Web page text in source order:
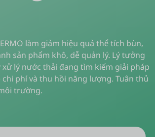
làm giảm hiệu quả thể tích bùn,
sản phẩm khô, dễ quản lý. Lý tưởng
xử lý nước thải đang tìm kiếm giải pháp
chi phí và thu hồi năng lượng. Tuân thủ
trường.